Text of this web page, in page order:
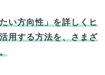
い方向性」を詳しくヒ
用する方法を、さまざ